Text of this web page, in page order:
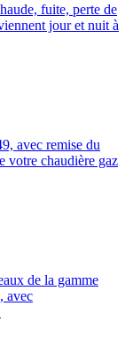
fuite, perte de
jour et nuit à
avec remise du
votre chaudière gaz
de la gamme
avec